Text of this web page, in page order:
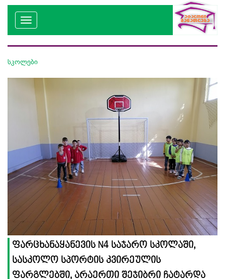
სკოლები
ფარცხანაყანევის N4 საჯარო სკოლაში,
სასკოლო სპორტის კვირეულის
ფარგლებში, არაერთი შეჯიბრი ჩატარდა